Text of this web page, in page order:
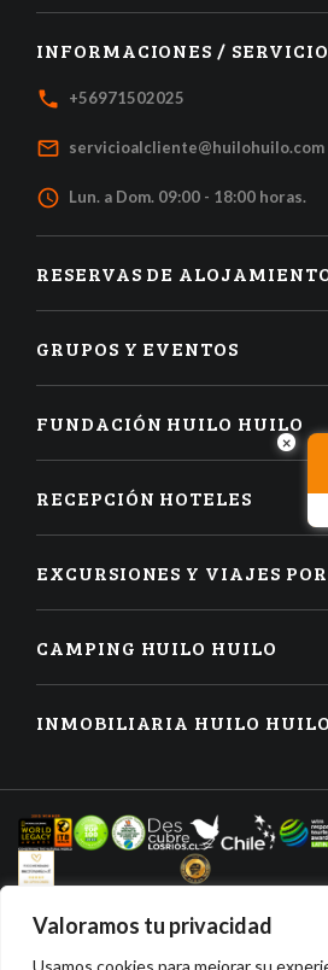
Valoramos tu privacidad
Usamos cookies para mejorar su
INFORMACIONES /
local_phone +56971502025
mail_outline servicioalcliente@huilohuilo.com
access_time Lun. a Dom. 09:00 - 18:00 horas.
RESERVAS DE
GRUPOS Y EVENTOS
FUNDACIÓN HUILO HUILO
RECEPCIÓN HOTELES
EXCURSIONES Y VIAJES
CAMPING HUILO HUILO
INMOBILIARIA HUILO HUILO
×